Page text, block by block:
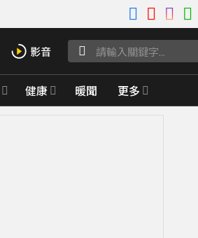
健康 暖聞 更多